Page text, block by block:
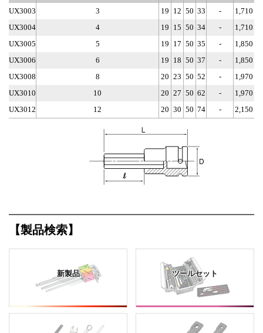
UX3003
3 19 12 50 33 -
1,710
UX3004
4 19 15 50 34 -
1,710
UX3005
5 19 17 50 35 -
1,850
UX3006
6 19 18 50 37 -
1,850
UX3008
8 20 23 50 52 -
1,970
UX3010
10 20 27 50 62 -
1,970
UX3012
12 20 30 50 74 - 2,150
【製品検索】
新製品 ツールセット